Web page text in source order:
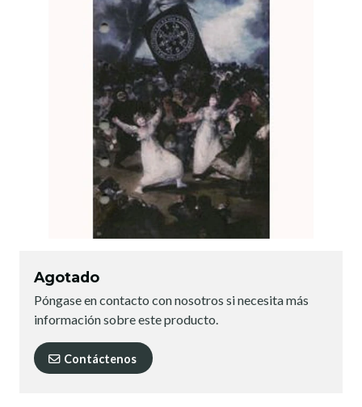
Agotado
Póngase en contacto con nosotros si necesita más
información sobre este producto.
Contáctenos